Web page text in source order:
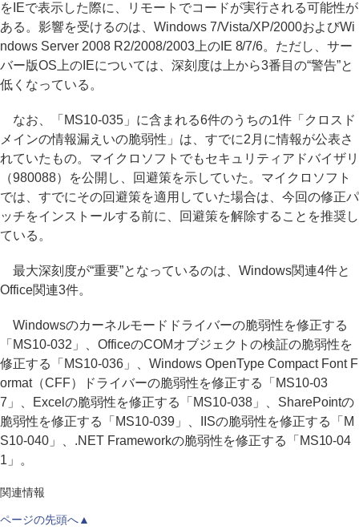
をIEで表示した際に、リモートでコードが実行される可能性が
ある。影響を受けるのは、Windows 7/Vista/XP/2000およびWi
ndows Server 2008 R2/2008/2003上のIE 8/7/6。ただし、サー
バー版OS上のIEについては、深刻度は上から3番目の“警告”と
低くなっている。
なお、「MS10-035」に含まれる6件のうちの1件「クロスド
メインの情報漏えいの脆弱性」は、すでに2月に情報が公表さ
れていたもの。マイクロソフトでもセキュリティアドバイザリ
（980088）を公開し、回避策を示していた。マイクロソフト
では、すでにその回避策を適用していた場合は、今回の修正パ
ッチをインストールする前に、回避策を解除することを推奨し
ている。
最大深刻度が“重要”となっているのは、Windows関連4件と
Office関連3件。
Windowsのカーネルモードドライバーの脆弱性を修正する
「MS10-032」、OfficeのCOMオブジェクトの検証の脆弱性を
修正する「MS10-036」、Windows OpenType Compact Font F
ormat（CFF）ドライバーの脆弱性を修正する「MS10-03
7」、Excelの脆弱性を修正する「MS10-038」、SharePointの
脆弱性を修正する「MS10-039」、IISの脆弱性を修正する「M
S10-040」、.NET Frameworkの脆弱性を修正する「MS10-04
1」。
関連情報
ページの先頭へ▲